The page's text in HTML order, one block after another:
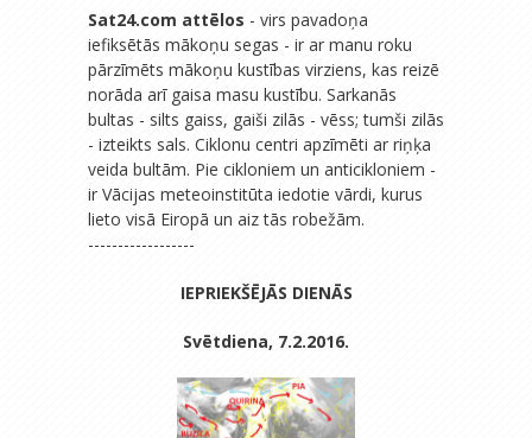
Sat24.com attēlos - virs pavadoņa
iefiksētās mākoņu segas - ir ar manu roku
pārzīmēts mākoņu kustības virziens, kas reizē
norāda arī gaisa masu kustību. Sarkanās
bultas - silts gaiss, gaiši zilās - vēss; tumši zilās
- izteikts sals. Ciklonu centri apzīmēti ar riņķa
veida bultām. Pie cikloniem un anticikloniem -
ir Vācijas meteoinstitūta iedotie vārdi, kurus
lieto visā Eiropā un aiz tās robežām.
------------------
IEPRIEKŠĒJĀS DIENĀS
Svētdiena, 7.2.2016.